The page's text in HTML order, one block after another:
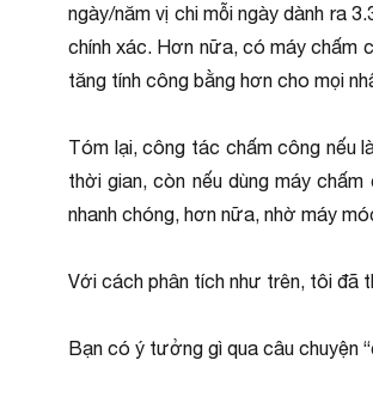
ngày/năm vị chi mỗi ngày dành ra
chính xác. Hơn nữa, có máy chấm
tăng tính công bằng hơn cho mọi
Tóm lại, công tác chấm công nếu
thời gian, còn nếu dùng máy
nhanh chóng, hơn nữa, nhờ máy
Với cách phân tích như trên, tôi đã
Bạn có ý tưởng gì qua câu chuyện